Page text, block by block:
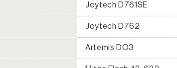
Joytech D761SE
Joytech D762
Artemis DO3